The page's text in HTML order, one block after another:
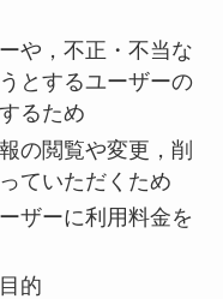
や，不正・不当な
とするユーザーの
るため
の閲覧や変更，削
ていただくため
ザーに利用料金を
的